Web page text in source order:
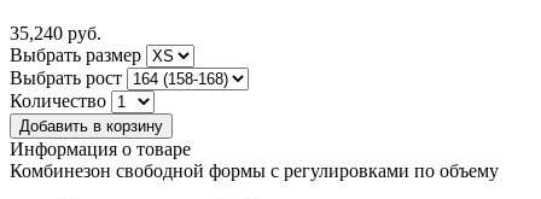
35,240 руб.
Выбрать размер
Выбрать рост
Количество
Информация о товаре
Комбинезон свободной формы с регулировками по объему